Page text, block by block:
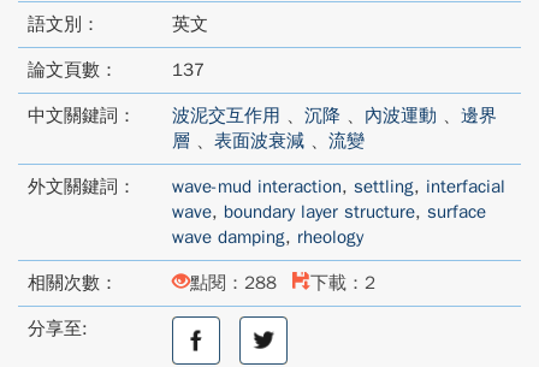
語文別： 英文
論文頁數： 137
中文關鍵詞： 波泥交互作用 、 沉降 、 內波運動 、 邊界
層 、 表面波衰減 、 流變
外文關鍵詞： wave-mud interaction, settling, interfacial
wave, boundary layer structure, surface
wave damping, rheology
相關次數： 點閱：288 下載：2
分享至:
分
分
享